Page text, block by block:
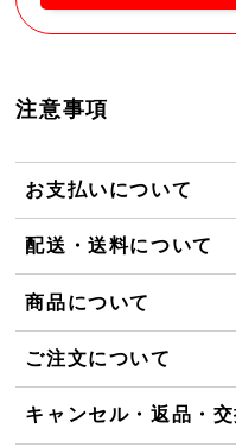
注意事項
お支払いについて
配送・送料について
商品について
ご注文について
キャンセル・返品・